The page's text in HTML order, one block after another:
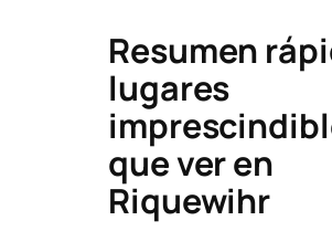
Resumen
lugares
que ver en
Riquewihr